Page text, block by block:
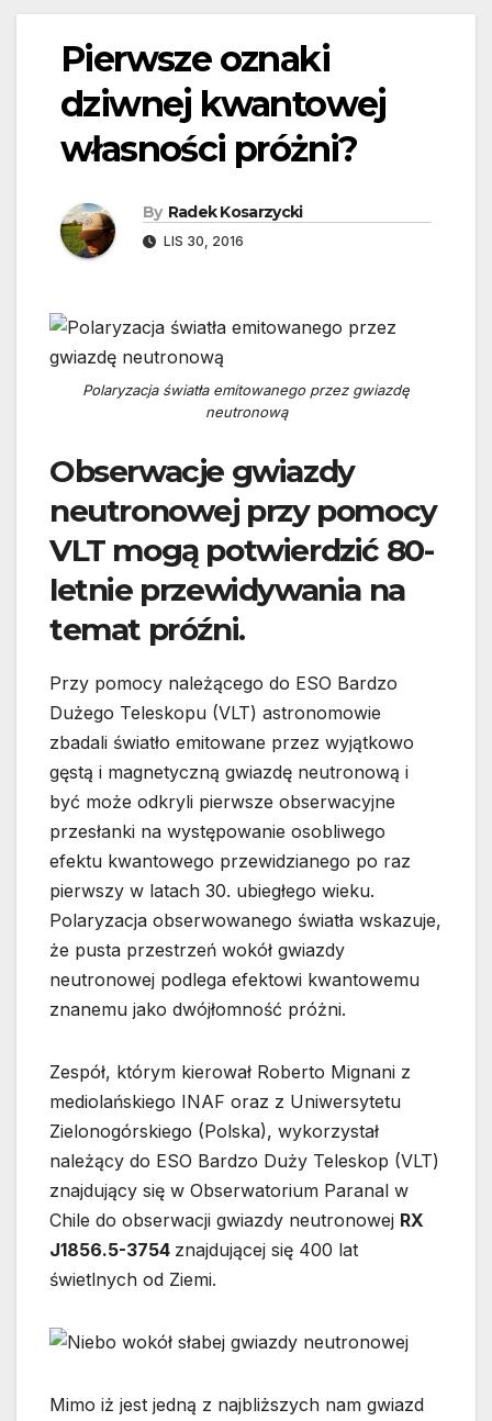
Pierwsze oznaki
dziwnej kwantowej
własności próżni?
By Radek Kosarzycki
LIS 30, 2016
Polaryzacja światła emitowanego przez gwiazdę
neutronową
Obserwacje gwiazdy
neutronowej przy pomocy
VLT mogą potwierdzić 80-
letnie przewidywania na
temat próźni.
Przy pomocy należącego do ESO Bardzo
Dużego Teleskopu (VLT) astronomowie
zbadali światło emitowane przez wyjątkowo
gęstą i magnetyczną gwiazdę neutronową i
być może odkryli pierwsze obserwacyjne
przesłanki na występowanie osobliwego
efektu kwantowego przewidzianego po raz
pierwszy w latach 30. ubiegłego wieku.
Polaryzacja obserwowanego światła wskazuje,
że pusta przestrzeń wokół gwiazdy
neutronowej podlega efektowi kwantowemu
znanemu jako dwójłomność próżni.
Zespół, którym kierował Roberto Mignani z
mediolańskiego INAF oraz z Uniwersytetu
Zielonogórskiego (Polska), wykorzystał
należący do ESO Bardzo Duży Teleskop (VLT)
znajdujący się w Obserwatorium Paranal w
Chile do obserwacji gwiazdy neutronowej RX
J1856.5-3754 znajdującej się 400 lat
świetlnych od Ziemi.
Mimo iż jest jedną z najbliższych nam gwiazd